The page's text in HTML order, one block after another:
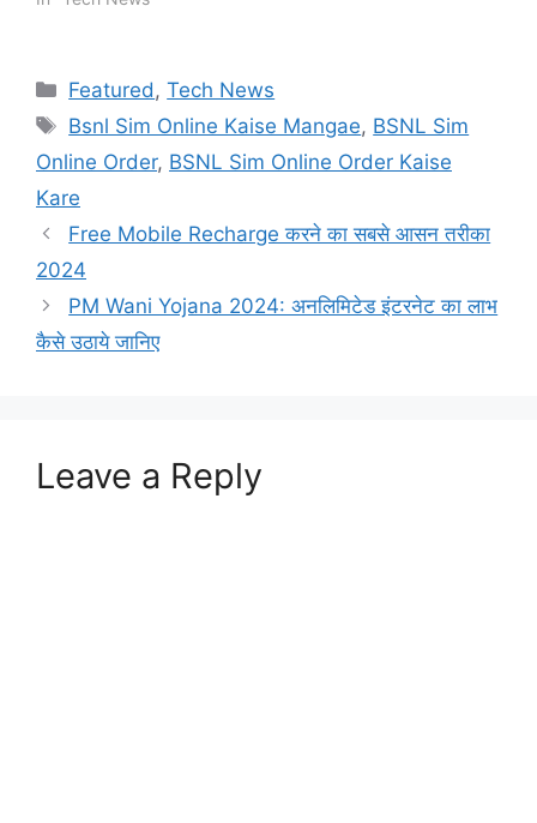
Categories
Featured,Tech News
Tags
Bsnl Sim Online Kaise Mangae, BSNL Sim
Online Order, BSNL Sim Online Order Kaise
Kare
Free Mobile Recharge करने का सबसे आसन तरीका
2024
PM Wani Yojana 2024: अनलिमिटेड इंटरनेट का लाभ
कैसे उठाये जानिए
Leave a Reply